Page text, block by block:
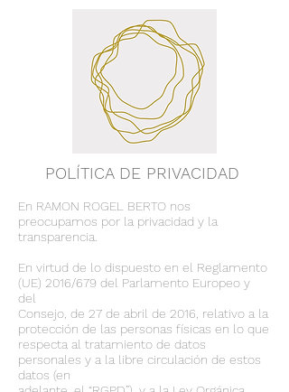
POLÍTICA DE PRIVACIDAD
En RAMON ROGEL BERTO nos
preocupamos por la privacidad y la
transparencia.
En virtud de lo dispuesto en el Reglamento
(UE) 2016/679 del Parlamento Europeo y
del
Consejo, de 27 de abril de 2016, relativo a la
protección de las personas físicas en lo que
respecta al tratamiento de datos
personales y a la libre circulación de estos
datos (en